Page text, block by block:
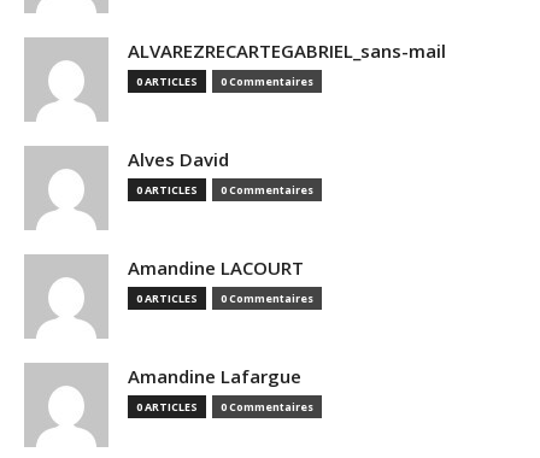
ALVAREZRECARTEGABRIEL_sans-mail
0 ARTICLES 0 Commentaires
Alves David
0 ARTICLES 0 Commentaires
Amandine LACOURT
0 ARTICLES 0 Commentaires
Amandine Lafargue
0 ARTICLES 0 Commentaires